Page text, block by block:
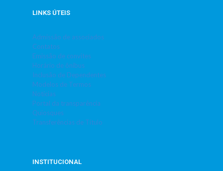
LINKS ÚTEIS
Admissão de associados
Contatos
Emissão de convites
Horário de ônibus
Inclusão de Dependentes
Modelos de Termos
Notícias
Portal da transparência
Quiosques
Transferências de Título
INSTITUCIONAL